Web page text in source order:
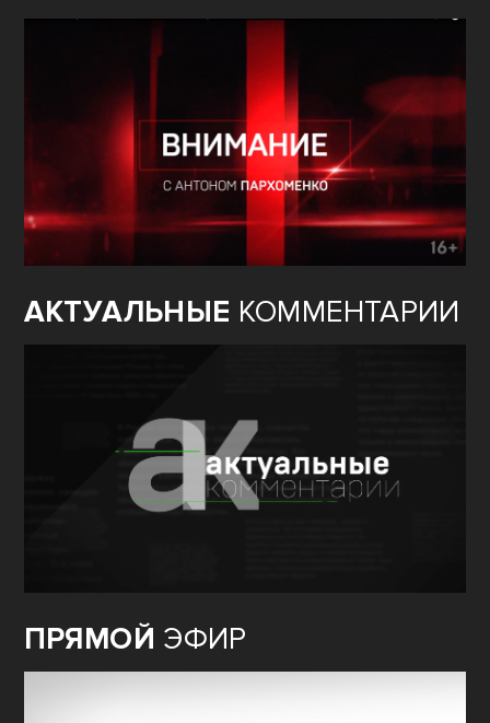
АКТУАЛЬНЫЕ КОММЕНТАРИИ
ПРЯМОЙ ЭФИР